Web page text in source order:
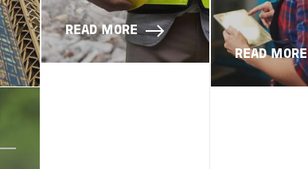
READ MORE
READ MORE